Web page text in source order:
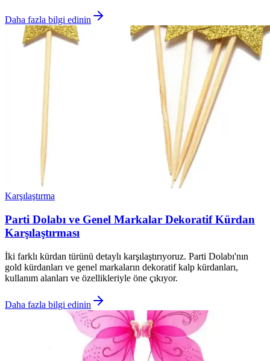
Daha fazla bilgi edinin
Karşılaştırma
Parti Dolabı ve Genel Markalar Dekoratif Kürdan
Karşılaştırması
İki farklı kürdan türünü detaylı karşılaştırıyoruz. Parti Dolabı'nın
gold kürdanları ve genel markaların dekoratif kalp kürdanları,
kullanım alanları ve özellikleriyle öne çıkıyor.
Daha fazla bilgi edinin